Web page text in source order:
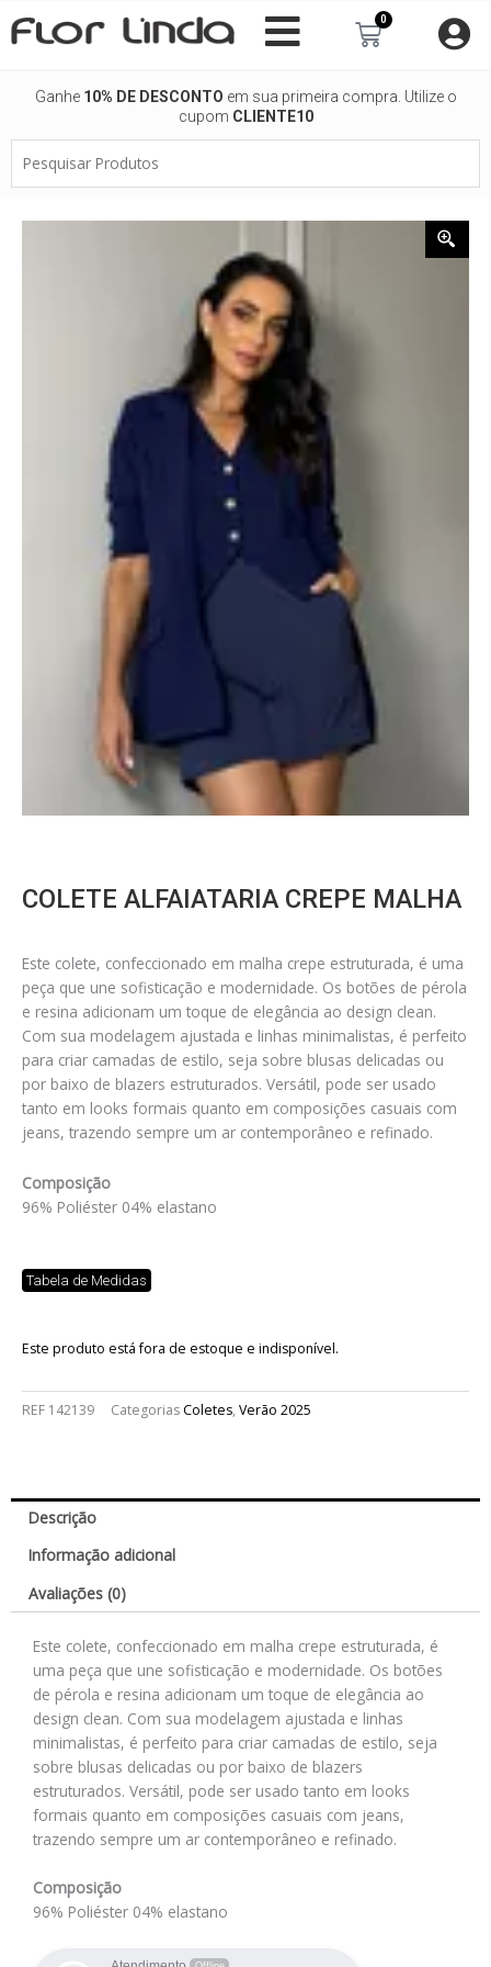
para
0
Carrinho
Ganhe 10% DE DESCONTO em sua primeira compra. Utilize o
cupom CLIENTE10
Produtos
COLETE ALFAIATARIA CREPE MALHA
Este colete, confeccionado em malha crepe estruturada, é uma
peça que une sofisticação e modernidade. Os botões de pérola
e resina adicionam um toque de elegância ao design clean.
Com sua modelagem ajustada e linhas minimalistas, é perfeito
para criar camadas de estilo, seja sobre blusas delicadas ou
por baixo de blazers estruturados. Versátil, pode ser usado
tanto em looks formais quanto em composições casuais com
jeans, trazendo sempre um ar contemporâneo e refinado.
Composição
96% Poliéster 04% elastano
Tabela de Medidas
Este produto está fora de estoque e indisponível.
REF 142139 Categorias Coletes, Verão 2025
Descrição
Informação adicional
Avaliações (0)
Este colete, confeccionado em malha crepe estruturada, é
uma peça que une sofisticação e modernidade. Os botões
de pérola e resina adicionam um toque de elegância ao
design clean. Com sua modelagem ajustada e linhas
minimalistas, é perfeito para criar camadas de estilo, seja
sobre blusas delicadas ou por baixo de blazers
estruturados. Versátil, pode ser usado tanto em looks
formais quanto em composições casuais com jeans,
trazendo sempre um ar contemporâneo e refinado.
Composição
96% Poliéster 04% elastano